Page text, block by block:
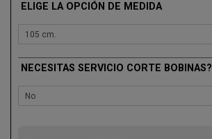
ELIGE LA OPCIÓN DE MEDIDA
NECESITAS SERVICIO CORTE BOBINAS?